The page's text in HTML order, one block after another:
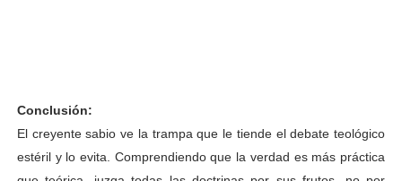
Conclusión:
El creyente sabio ve la trampa que le tiende el debate teológico
estéril y lo evita. Comprendiendo que la verdad es más práctica